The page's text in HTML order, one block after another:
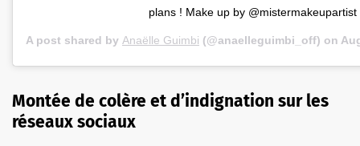
plans ! Make up by
A post shared by Anaëlle Guimbi (@anaelleguimbi_off) on
Montée de colère et d’indignation sur les
réseaux sociaux